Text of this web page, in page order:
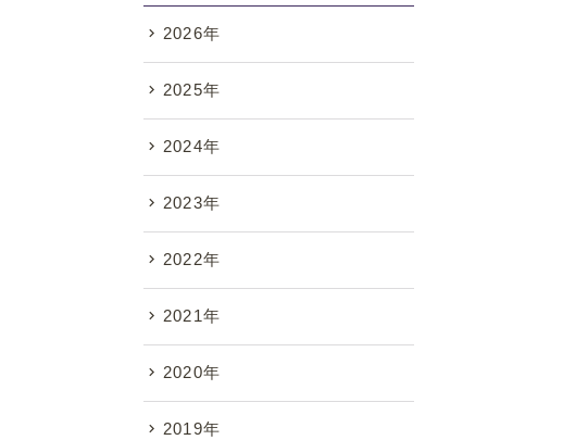
2026年
2025年
2024年
2023年
2022年
2021年
2020年
2019年